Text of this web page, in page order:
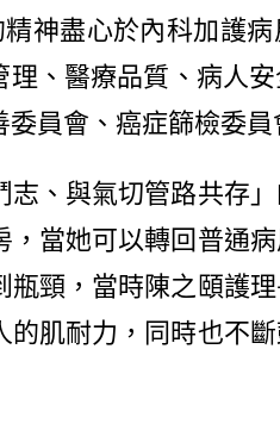
神盡心於內科加護病
、醫療品質、病人
員會、癌症篩檢委員
、與氣切管路共存」
當她可以轉回普通
頸，當時陳之頤護
肌耐力，同時也不